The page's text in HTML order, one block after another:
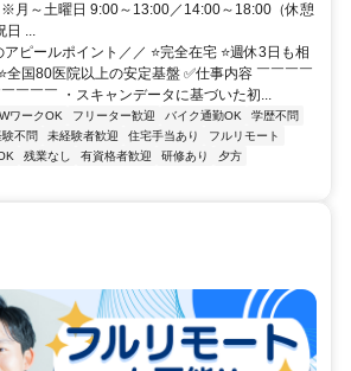
月～土曜日 9:00～13:00／14:00～18:00（休憩
日 ...
ピールポイント／／ ⭐完全在宅 ⭐週休3日も相
全国80医院以上の安定基盤 ✅仕事内容 ￣￣￣￣
￣￣￣ ・スキャンデータに基づいた初...
ワークOK フリーター歓迎 バイク通勤OK
学歴不問
験不問 未経験者歓迎 住宅手当あり
フルリモート
残業なし 有資格者歓迎 研修あり
夕方